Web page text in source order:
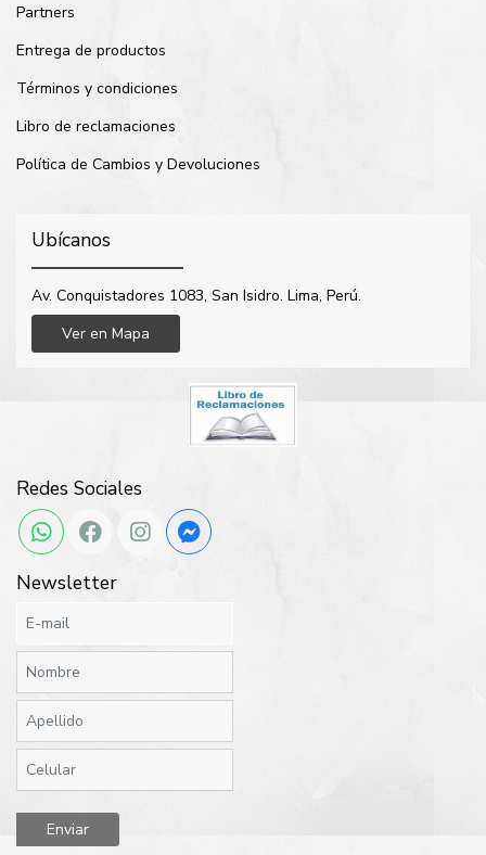
Partners
Entrega de productos
Términos y condiciones
Libro de reclamaciones
Política de Cambios y Devoluciones
Ubícanos
Av. Conquistadores 1083, San Isidro. Lima, Perú.
Ver en Mapa
Redes Sociales
Newsletter
Enviar